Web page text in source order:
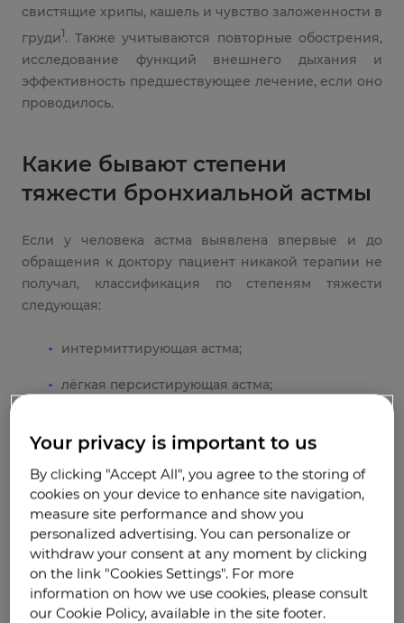
свистящие хрипы, кашель и чувство заложенности в
груди1 . Также учитываются повторные обострения,
исследование функций внешнего дыхания и
эффективность предшествующее лечение, если оно
проводилось.
Какие бывают степени
тяжести бронхиальной астмы
Если у человека астма выявлена впервые и до
обращения к доктору пациент никакой терапии не
получал, классификация по степеням тяжести
следующая:
интермиттирующая астма;
лёгкая персистирующая астма;
тяжёлая персистирующая астма.
При интермиттирующей астме симптомы
возникают редко (реже одного раза в неделю). Это
самый лёгкий вариант течения заболевания,
который обычно встречается у атопиков — людей,
генетически предрасположенных к аллергическим
реакциям2. Такие пациенты могут болеть
Your privacy is important to us
By clicking "Accept All", you agree to the storing of
cookies on your device to enhance site navigation,
measure site performance and show you
personalized advertising. You can personalize or
withdraw your consent at any moment by clicking
on the link "Cookies Settings". For more
information on how we use cookies, please consult
our Cookie Policy, available in the site footer.